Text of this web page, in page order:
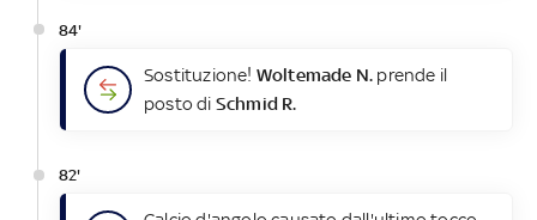
84'
Sostituzione! Woltemade N. prende il
posto di Schmid R.
82'